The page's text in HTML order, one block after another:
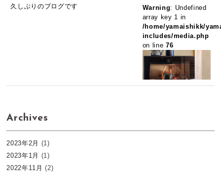
Warning: Undefined
array key 1 in
/home/yamaishikk/
includes/media.php
on line76
久しぶりのブログです
Archives
2023年2月 (1)
2023年1月 (1)
2022年11月 (2)